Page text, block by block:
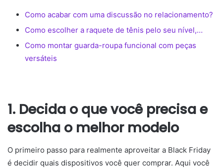
Como acabar com uma discussão no relacionamento?
Como escolher a raquete de tênis pelo seu nível,…
Como montar guarda-roupa funcional com peças
versáteis
1. Decida o que você precisa e
escolha o melhor modelo
O primeiro passo para realmente aproveitar a Black Friday
é decidir quais dispositivos você quer comprar. Aqui você